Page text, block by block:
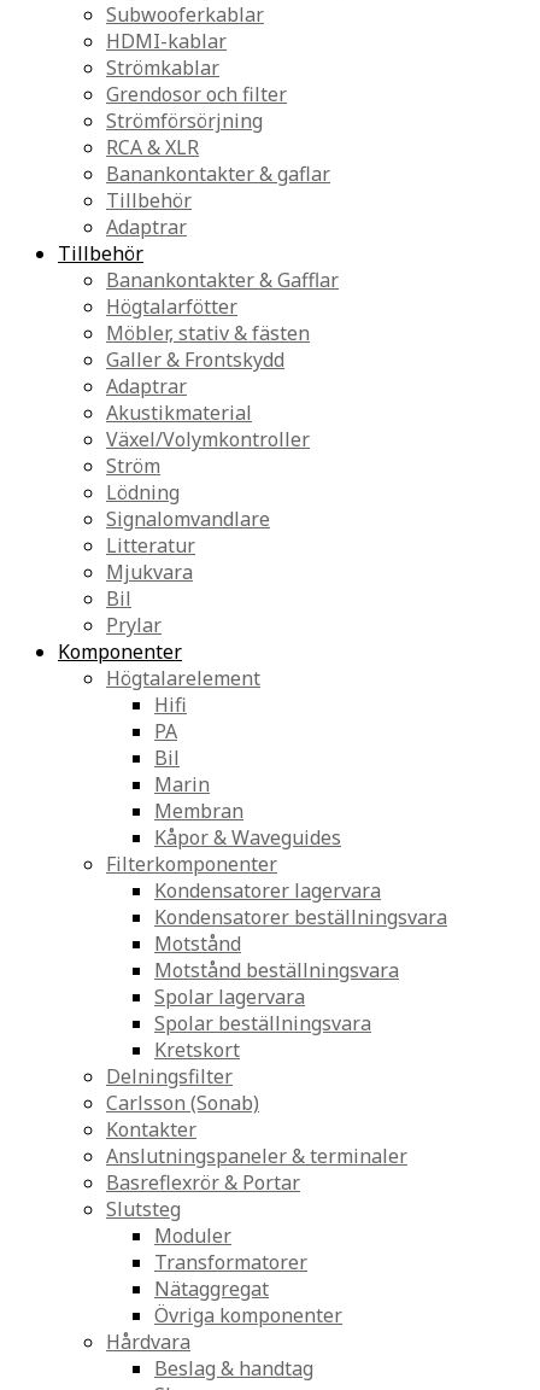
Subwooferkablar
HDMI-kablar
Strömkablar
Grendosor och filter
Strömförsörjning
RCA & XLR
Banankontakter & gaflar
Tillbehör
Adaptrar
Tillbehör
Banankontakter & Gafflar
Högtalarfötter
Möbler, stativ & fästen
Galler & Frontskydd
Adaptrar
Akustikmaterial
Växel/Volymkontroller
Ström
Lödning
Signalomvandlare
Litteratur
Mjukvara
Bil
Prylar
Komponenter
Högtalarelement
Hifi
PA
Bil
Marin
Membran
Kåpor & Waveguides
Filterkomponenter
Kondensatorer lagervara
Kondensatorer beställningsvara
Motstånd
Motstånd beställningsvara
Spolar lagervara
Spolar beställningsvara
Kretskort
Delningsfilter
Carlsson (Sonab)
Kontakter
Anslutningspaneler & terminaler
Basreflexrör & Portar
Slutsteg
Moduler
Transformatorer
Nätaggregat
Övriga komponenter
Hårdvara
Beslag & handtag